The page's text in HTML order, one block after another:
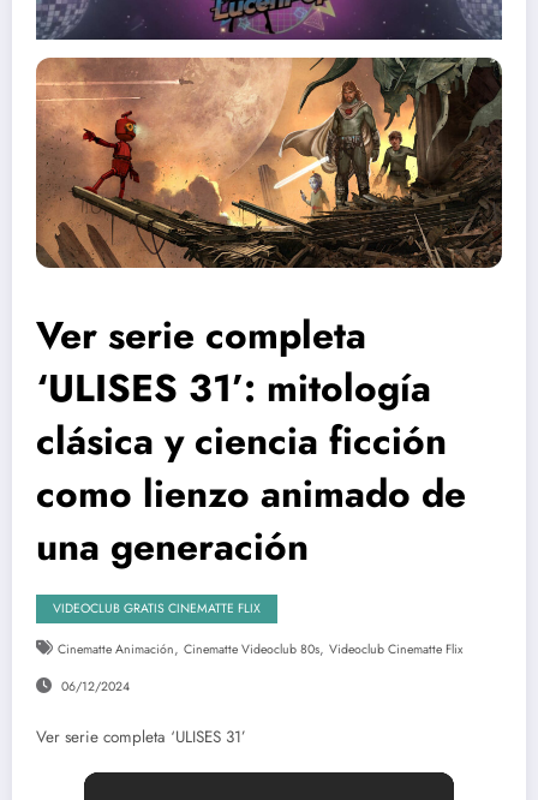
Ver serie completa
‘ULISES 31’: mitología
clásica y ciencia ficción
como lienzo animado de
una generación
VIDEOCLUB GRATIS CINEMATTE FLIX
Cinematte Animación, Cinematte Videoclub 80s, Videoclub Cinematte Flix
06/12/2024
Ver serie completa ‘ULISES 31’